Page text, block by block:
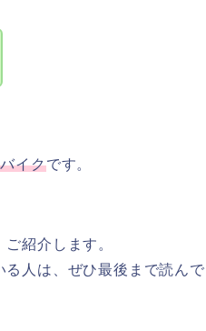
イクです。
紹介します。
人 は、ぜひ最後まで読んで